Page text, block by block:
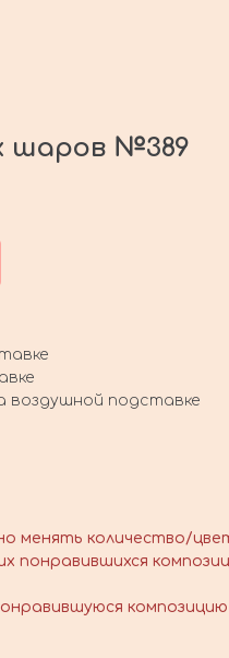
шаров №389
воздушной подставке
менять количество/
понравившихся